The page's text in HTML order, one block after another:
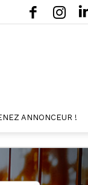
ANNONCEUR !